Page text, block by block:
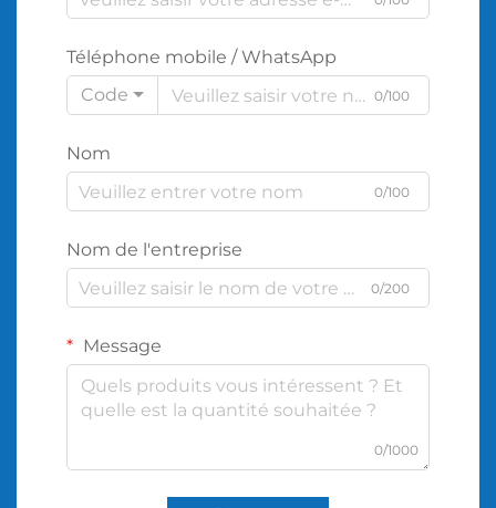
Téléphone mobile / WhatsApp
Code
0/100
Nom
0/100
Nom de l'entreprise
0/200
Message
0/1000